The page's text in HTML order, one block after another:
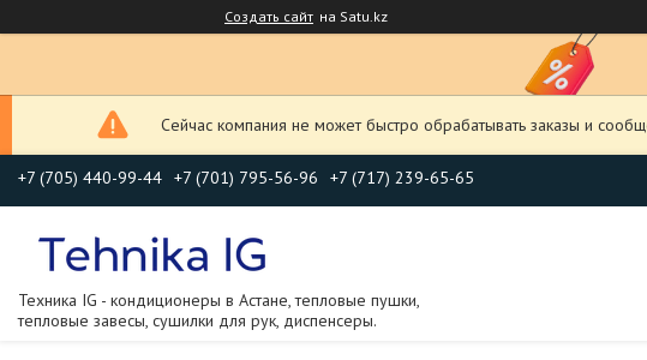
Создать сайт на Satu.kz
Сейчас компания не может быстро обрабатывать заказы и
+7 (705) 440-99-44 +7 (701) 795-56-96 +7 (717) 239-65-65
Техника IG - кондиционеры в Астане, тепловые пушки,
тепловые завесы, сушилки для рук, диспенсеры.